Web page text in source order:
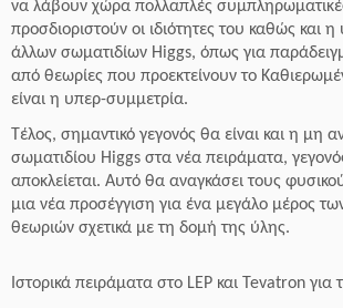
να λάβουν χώρα πολλαπλές
προσδιοριστούν οι ιδιότητες του καθώς και η
άλλων σωματιδίων Higgs, όπως για
από θεωρίες που προεκτείνουν το
είναι η υπερ-συμμετρία.
Τέλος, σημαντικό γεγονός θα είναι και η μη
σωματιδίου Higgs στα νέα πειράματα,
αποκλείεται. Αυτό θα αναγκάσει τους
μια νέα προσέγγιση για ένα μεγάλο μέρος
θεωριών σχετικά με τη δομή της ύλης.
Ιστορικά πειράματα στο LEP και Tevatron για